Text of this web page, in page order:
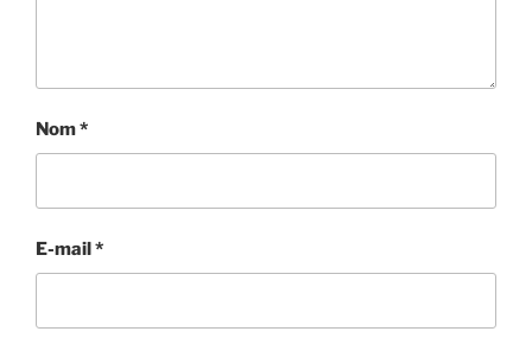
Nom*
E-mail *